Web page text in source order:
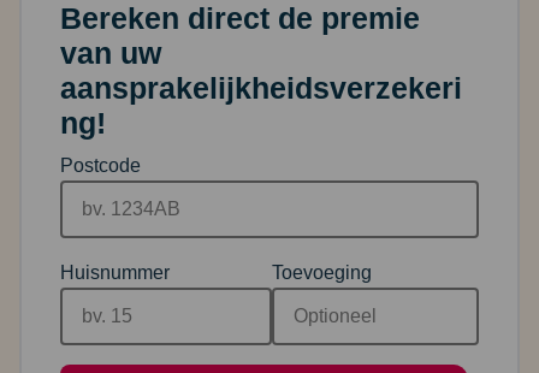
Bereken direct de premie
van uw
aansprakelijkheidsverzekeri
ng!
Postcode
Huisnummer Toevoeging